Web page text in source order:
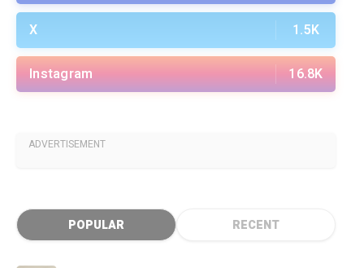
X 1.5K
Instagram 16.8K
ADVERTISEMENT
POPULAR RECENT